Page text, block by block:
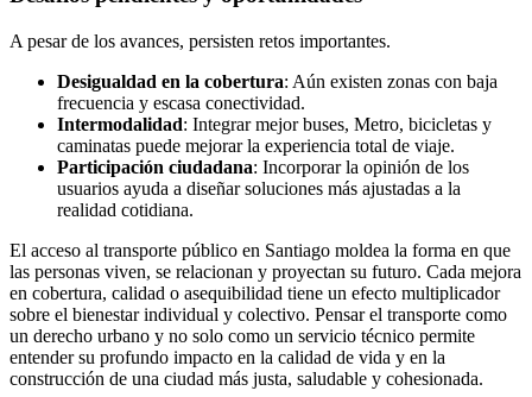
A pesar de los avances, persisten retos importantes.
Desigualdad en la cobertura: Aún existen zonas con baja
frecuencia y escasa conectividad.
Intermodalidad: Integrar mejor buses, Metro, bicicletas y
caminatas puede mejorar la experiencia total de viaje.
Participación ciudadana: Incorporar la opinión de los
usuarios ayuda a diseñar soluciones más ajustadas a la
realidad cotidiana.
El acceso al transporte público en Santiago moldea la forma en que
las personas viven, se relacionan y proyectan su futuro. Cada mejora
en cobertura, calidad o asequibilidad tiene un efecto multiplicador
sobre el bienestar individual y colectivo. Pensar el transporte como
un derecho urbano y no solo como un servicio técnico permite
entender su profundo impacto en la calidad de vida y en la
construcción de una ciudad más justa, saludable y cohesionada.